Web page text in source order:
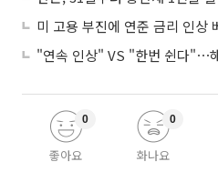
좋아요
0
화나요
0